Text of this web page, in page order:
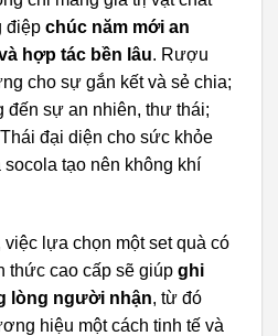
điệp chúc năm mới an
hợp tác bền lâu. Rượu
cho sự gắn kết và sẻ chia;
đến sự an nhiên, thư thái;
đại diện cho sức khỏe
tạo nên không khí
lựa chọn một set quà có
thức cao cấp sẽ giúp ghi
lòng người nhận, từ đó
hiệu một cách tinh tế và